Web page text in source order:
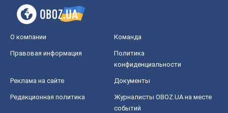
О компании Команда
Правовая информация
Политика
конфиденциальности
Реклама на сайте Документы
Редакционная политика
Журналисты OBOZ.UA на месте
событий